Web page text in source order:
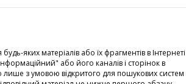
яких матеріалів або їх фрагментів в Інтернеті
або його каналів і сторінок в
з умовою відкритого для пошукових систем